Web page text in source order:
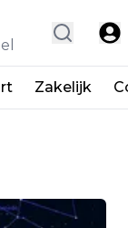
Zakelijk